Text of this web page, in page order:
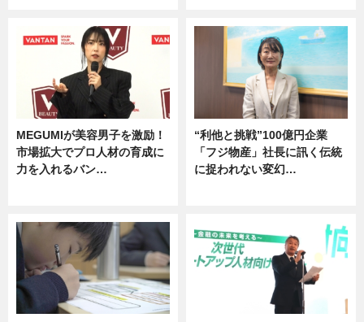
MEGUMIが美容男子を激励！
市場拡大でプロ人材の育成に
力を入れるバン…
“利他と挑戦”100億円企業
「フジ物産」社長に訊く伝統
に捉われない変幻…